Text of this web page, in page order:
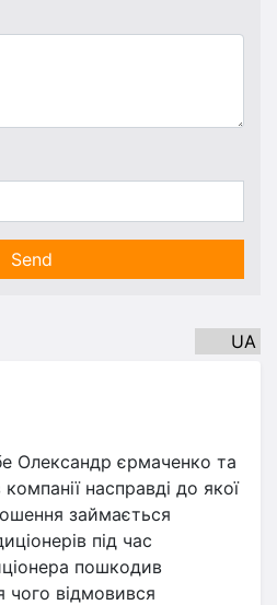
Send
UA
Олександр єрмаченко та
насправді до якої
займається
під час
пошкодив
чого відмовився